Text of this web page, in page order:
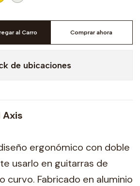
al Carro Comprar ahora
de ubicaciones
Axis
ergonómico con doble
usarlo en guitarras de
curvo. Fabricado en aluminio